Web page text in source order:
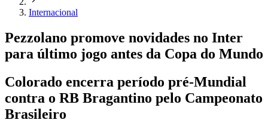
Internacional
Pezzolano promove novidades no Inter
para último jogo antes da Copa do Mundo
Colorado encerra período pré-Mundial
contra o RB Bragantino pelo Campeonato
Brasileiro